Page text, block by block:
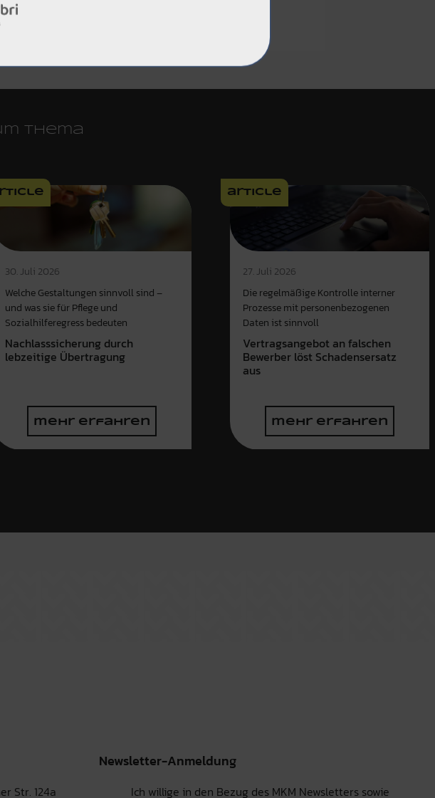
Thema
30. Juli 2026
Welche Gestaltungen sinnvoll sind –
und was sie für Pflege und
Sozialhilferegress bedeuten
Nachlasssicherung durch
lebzeitige Übertragung
mehr erfahren
article
27. Juli 2026
Die regelmäßige Kontrolle interner
Prozesse mit personenbezogenen
Daten ist sinnvoll
Vertragsangebot an falschen
Bewerber löst Schadensersatz
aus
mehr erfahren
slide
slide
Str. 124a
Newsletter-Anmeldung
Ich willige in den Bezug des MKM Newsletters sowie